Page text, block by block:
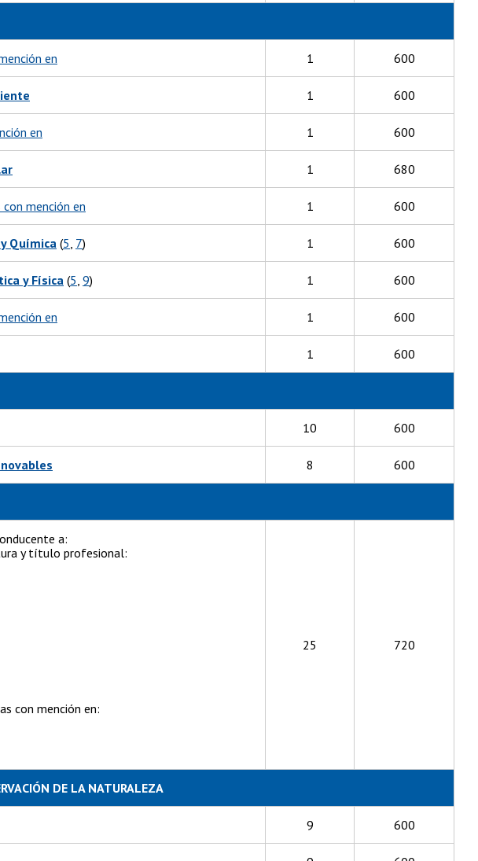
en 1 600
1 600
en 1 600
1 680
con mención en 1 600
Química (5, 7) 1 600
y Física (5, 9) 1 600
en 1 600
1 600
10 600
8 600
a:
y título profesional:
con mención en:
25 720
DE LA NATURALEZA
9 600